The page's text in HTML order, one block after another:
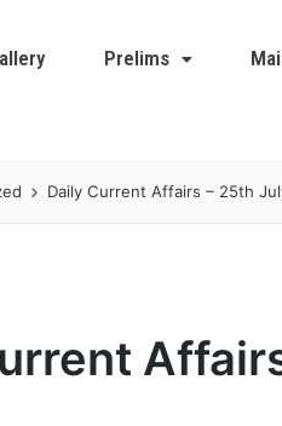
Prelims
Daily Current Affairs – 25th